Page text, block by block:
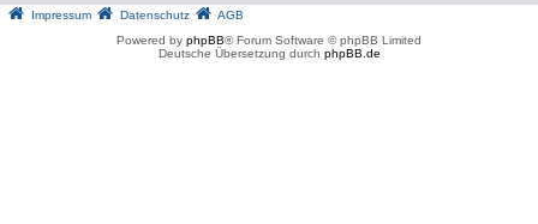
Impressum Datenschutz
AGB
Powered by phpBB® Forum Software © phpBB Limited
Deutsche Übersetzung durch phpBB.de